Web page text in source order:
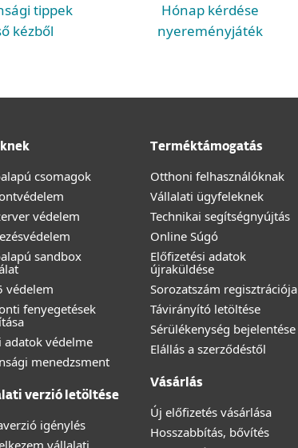
tippek
kézből
Hónap kérdése
nyereményjáték
csomagok
védelem
sandbox
védelem
fenyegetések
adatok védelme
menedzsment
verzió letöltése
igénylés
vállalati
Terméktámogatás
Otthoni felhasználóknak
Vállalati ügyfeleknek
Technikai segítségnyújtás
Online Súgó
Előfizetési adatok
újraküldése
Sorozatszám regisztrációja
Távirányító letöltése
Sérülékenység bejelentése
Elállás a szerződéstől
Vásárlás
Új előfizetés vásárlása
Hosszabbítás, bővítés